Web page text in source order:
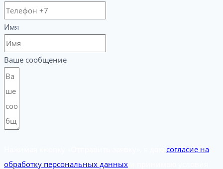
Имя
Ваше сообщение
согласие на
обработку персональных данных